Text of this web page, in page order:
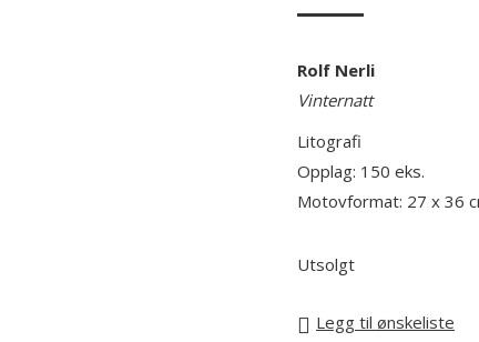
Rolf Nerli
Vinternatt
Litografi
Opplag: 150 eks.
Motovformat: 27 x 36
Utsolgt
Legg til ønskeliste